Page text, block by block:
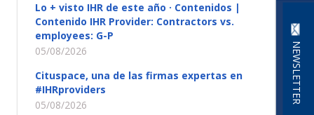
NEWSLETTER
Lo + visto IHR de este año · Contenidos |
Contenido IHR Provider: Contractors vs.
employees: G-P
05/08/2026
Cituspace, una de las firmas expertas en
#IHRproviders
05/08/2026